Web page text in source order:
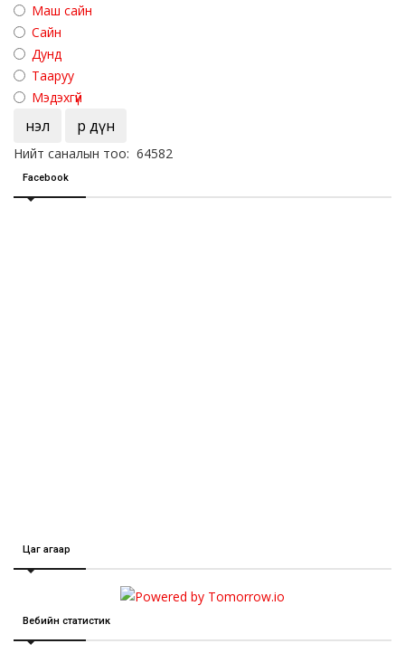
Маш сайн
Сайн
Дунд
Тааруу
Мэдэхгүй
Үнэл Үр дүн
Нийт саналын тоо: 64582
Facebook
Цаг агаар
Вебийн статистик